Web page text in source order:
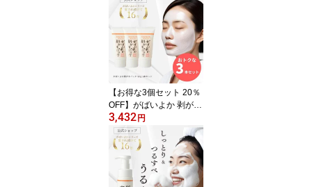
ク 角栓パック フェイス
パック ピーリング 毛穴
黒ずみ 角質 角栓 くすみ
馬油顔パック 塗ってはが
すタイプ 角栓 馬油 炭 ク
レイマンナン
【お得な3個セット 20％
OFF】がばいよか 剥がす
パック 90g×3個セット /
毛穴パック 鼻パック フ
ェイスパック 毛穴ケア
ピーリング 毛穴 角質 角
栓 くすみ 馬油顔 パック
塗って はがす タイプ 産
3,432 円